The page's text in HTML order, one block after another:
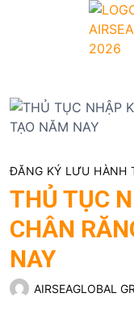
ĐĂNG KÝ LƯU HÀNH
THỦ TỤC
CHÂN
NAY
AIRSEAGLOBAL